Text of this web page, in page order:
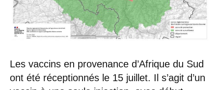
Les vaccins en provenance d’Afrique du Sud
ont été réceptionnés le 15 juillet. Il s’agit d’un